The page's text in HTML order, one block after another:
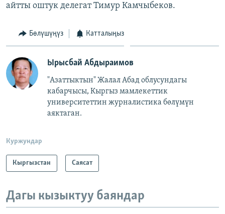
айтты оштук делегат Тимур Камчыбеков.
Бөлүшүңүз Катталыңыз
Ырысбай Абдыраимов
"Азаттыктын" Жалал Абад облусундагы
кабарчысы, Кыргыз мамлекеттик
университеттин журналистика бөлүмүн
аяктаган.
Куржундар
Кыргызстан Саясат
Дагы кызыктуу баяндар